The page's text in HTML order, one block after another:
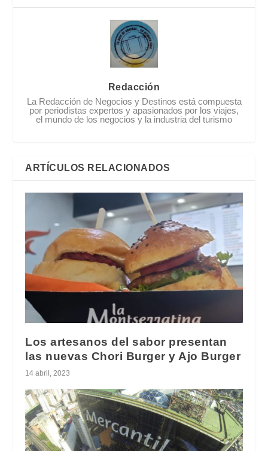
Redacción
La Redacción de Negocios y Destinos está compuesta
por periodistas expertos y apasionados por los viajes,
el mundo de los negocios y la industria del turismo
ARTÍCULOS RELACIONADOS
Los artesanos del sabor presentan
las nuevas Chori Burger y Ajo Burger
14 abril, 2023